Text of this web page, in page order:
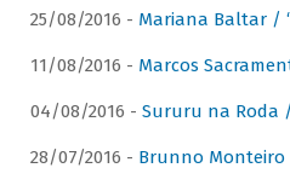
25/08/2016 - Mariana Baltar /
11/08/2016 - Marcos
04/08/2016 - Sururu na Roda /
28/07/2016 - Brunno Monteiro